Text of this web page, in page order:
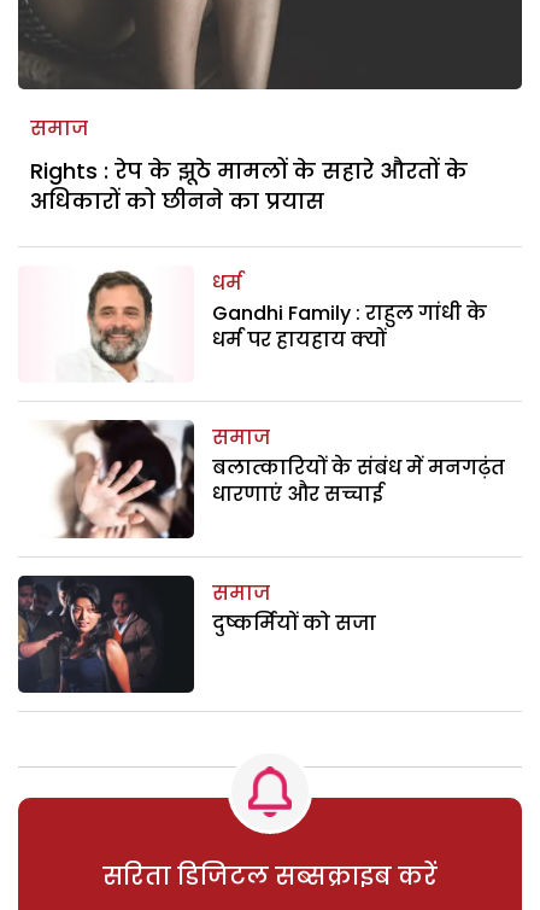
समाज
Rights : रेप के झूठे मामलों के सहारे औरतों के
अधिकारों को छीनने का प्रयास
धर्म
Gandhi Family : राहुल गांधी के
धर्म पर हायहाय क्यों
समाज
बलात्कारियों के संबंध में मनगढ़ंत
धारणाएं और सच्चाई
समाज
दुष्कर्मियों को सजा
सरिता डिजिटल सब्सक्राइब करें